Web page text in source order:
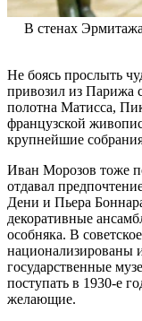
В стенах
Не боясь прослыть
привозил из Парижа
полотна Матисса,
французской
крупнейшие
Иван Морозов тоже
отдавал
Дени и Пьера
декоративные
особняка. В
национализированы
государственные
поступать в 1930-е
желающие.